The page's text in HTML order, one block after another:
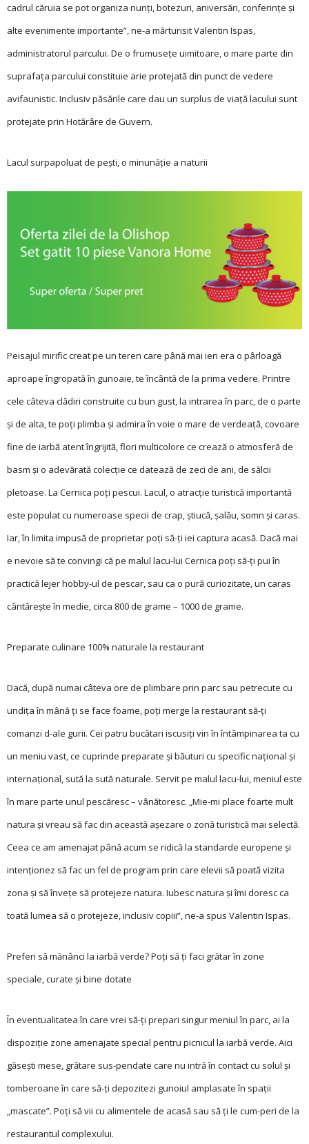
cadrul căruia se pot organiza nunți, botezuri, aniversări, conferințe și
alte evenimente importante”, ne-a mărturisit Valentin Ispas,
administratorul parcului. De o frumusețe uimitoare, o mare parte din
suprafața parcului constituie arie protejată din punct de vedere
avifaunistic. Inclusiv păsările care dau un surplus de viață lacului sunt
protejate prin Hotărâre de Guvern.
Lacul surpapoluat de pești, o minunăție a naturii
Peisajul mirific creat pe un teren care până mai ieri era o pârloagă
aproape îngropată în gunoaie, te încântă de la prima vedere. Printre
cele câteva clădiri construite cu bun gust, la intrarea în parc, de o parte
și de alta, te poți plimba și admira în voie o mare de verdeață, covoare
fine de iarbă atent îngrijită, flori multicolore ce crează o atmosferă de
basm și o adevărată colecție ce datează de zeci de ani, de sălcii
pletoase. La Cernica poți pescui. Lacul, o atracție turistică importantă
este populat cu numeroase specii de crap, știucă, șalău, somn și caras.
Iar, în limita impusă de proprietar poți să-ți iei captura acasă. Dacă mai
e nevoie să te convingi că pe malul lacu-lui Cernica poți să-ți pui în
practică lejer hobby-ul de pescar, sau ca o pură curiozitate, un caras
cântărește în medie, circa 800 de grame – 1000 de grame.
Preparate culinare 100% naturale la restaurant
Dacă, după numai câteva ore de plimbare prin parc sau petrecute cu
undița în mână ți se face foame, poți merge la restaurant să-ți
comanzi d-ale gurii. Cei patru bucătari iscusiți vin în întâmpinarea ta cu
un meniu vast, ce cuprinde preparate și băuturi cu specific național și
internațional, sută la sută naturale. Servit pe malul lacu-lui, meniul este
în mare parte unul pescăresc – vânătoresc. „Mie-mi place foarte mult
natura și vreau să fac din această așezare o zonă turistică mai selectă.
Ceea ce am amenajat până acum se ridică la standarde europene și
intenționez să fac un fel de program prin care elevii să poată vizita
zona și să învețe să protejeze natura. Iubesc natura și îmi doresc ca
toată lumea să o protejeze, inclusiv copiii”, ne-a spus Valentin Ispas.
Preferi să mănânci la iarbă verde? Poți să ți faci grătar în zone
speciale, curate și bine dotate
În eventualitatea în care vrei să-ți prepari singur meniul în parc, ai la
dispoziție zone amenajate special pentru picnicul la iarbă verde. Aici
găsești mese, grătare sus-pendate care nu intră în contact cu solul și
tomberoane în care să-ți depozitezi gunoiul amplasate în spații
„mascate”. Poți să vii cu alimentele de acasă sau să ți le cum-peri de la
restaurantul complexului.